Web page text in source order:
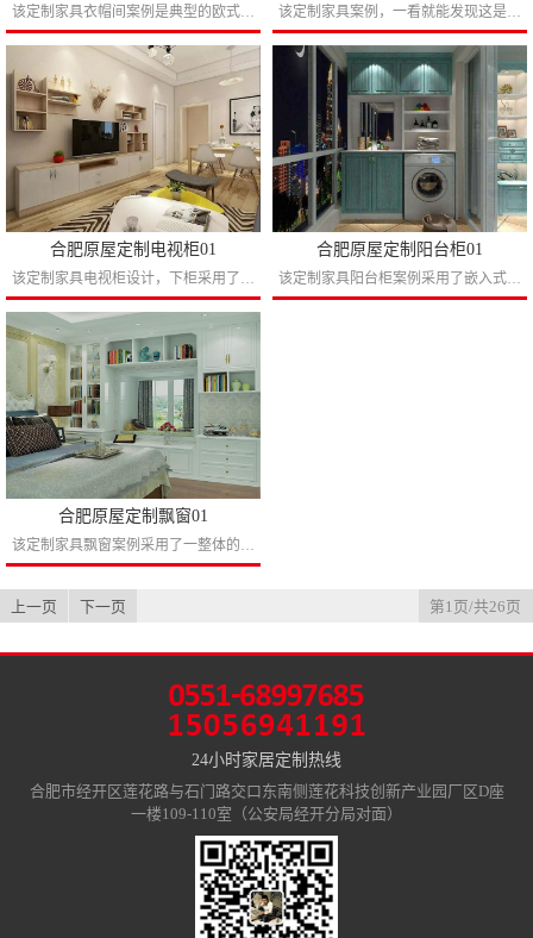
该定制家具衣帽间案例是典型的欧式奢华设计，顶线罗马柱让这个定制的衣帽间尽显奢华大气，半开放式的设计理念省钱的同时也可以有更多的层次感，挂衣区、叠放区、行李箱位、格子抽、裤抽等等这个... 该定制家具案例，一看就能发现这是为一位女宝宝设计的房间，粉色和白色的格调，让宝宝沉浸在漂流的房间里，即使宝宝以后长大了也会回味这儿时漂亮的宝宝房，定制家具带给人们健康的家居生活的同...
合肥原屋定制电视柜01
该定制家具电视柜设计，下柜采用了几乎全封闭式设计可以有效解决了电视柜下柜开放离地面进容易落灰的麻烦，上柜设计全开放可以布置一点软装摆设进行点缀。...
合肥原屋定制阳台柜01
该定制家具阳台柜案例采用了嵌入式洗衣机的设计，左边柜门的设计可以没有时间洗衣服的时间可以完全把脏衣服临时放入柜子里，保持家里的整体整洁，上面开放式的设计可以放点化妆洗衣液等东西，上...
合肥原屋定制飘窗01
该定制家具飘窗案例采用了一整体的设计理念，充分的利用了主卧的空间，具有高收纳多种功能，可以说对于很有居家生活经验的业主来说这套定制家具太实用了，书柜梳妆台躺卧的飘窗让你想不到还有什...
上一页 下一页 第1页/共26页
24小时家居定制热线
合肥市经开区莲花路与石门路交口东南侧莲花科技创新产业园厂区D座
一楼109-110室（公安局经开分局对面）